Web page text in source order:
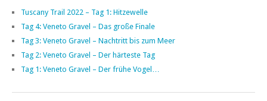
Tuscany Trail 2022 – Tag 1: Hitzewelle
Tag 4: Veneto Gravel – Das große Finale
Tag 3: Veneto Gravel – Nachtritt bis zum Meer
Tag 2: Veneto Gravel – Der härteste Tag
Tag 1: Veneto Gravel – Der frühe Vogel…